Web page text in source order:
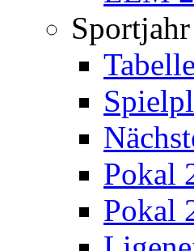
Pokal
Pokal